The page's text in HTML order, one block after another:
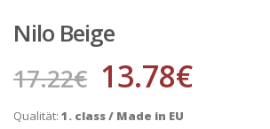
Nilo Beige
17.22€ 13.78€
Qualität: 1. class / Made in EU